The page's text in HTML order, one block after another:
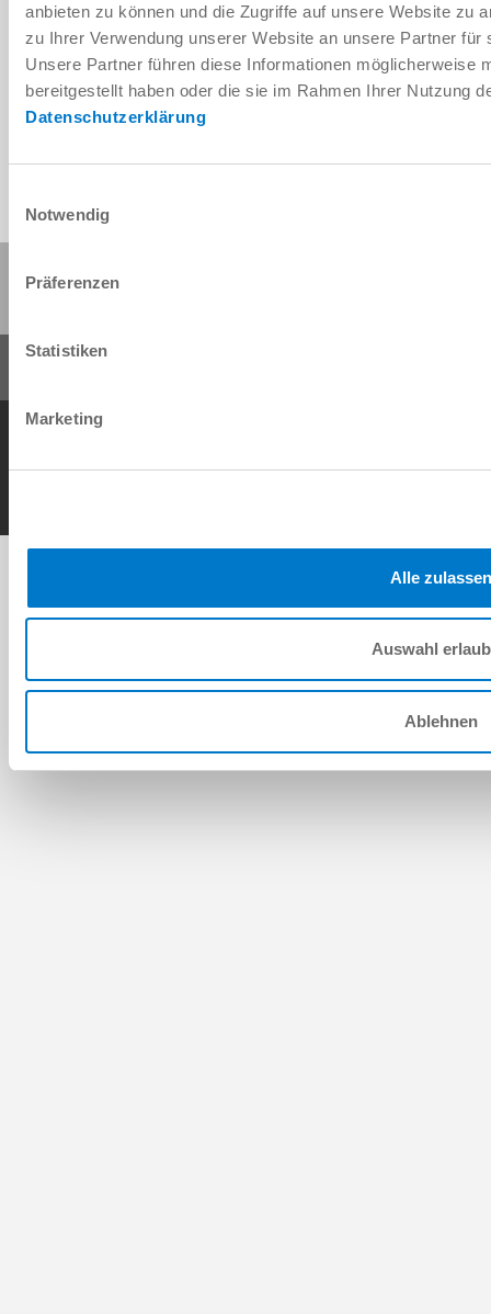
anbieten zu können und die Zugriffe auf unsere Website zu
zu Ihrer Verwendung unserer Website an unsere Partner
Unsere Partner führen diese Informationen möglicherweise
bereitgestellt haben oder die sie im Rahmen Ihrer Nutzung
Datenschutzerklärung
Notwendig
Präferenzen
Statistiken
Marketing
Alle zulassen
Auswahl
Ablehnen
elektrisch